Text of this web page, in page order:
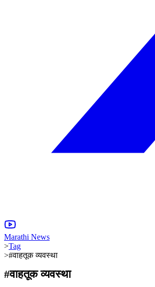
Marathi News
>Tag
>#वाहतूक व्यवस्था
#वाहतूक व्यवस्था